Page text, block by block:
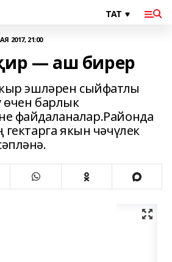
2017, 21:00
— аш бирер
эшләрен сыйфатлы
барлык
файдаланалар.Районда
якын чәчүлек